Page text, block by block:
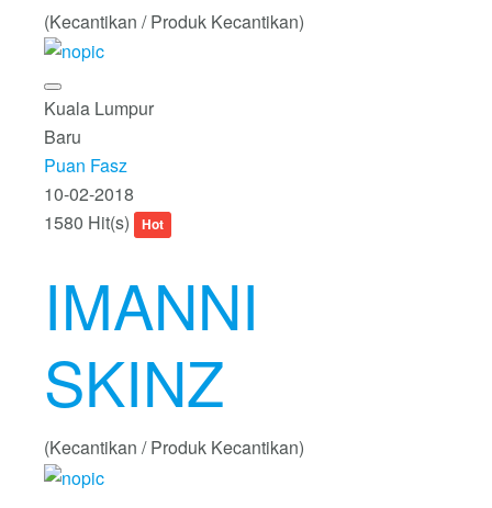
(Kecantikan / Produk Kecantikan)
Kuala Lumpur
Baru
Puan Fasz
10-02-2018
1580 Hit(s)
Hot
IMANNI
SKINZ
(Kecantikan / Produk Kecantikan)